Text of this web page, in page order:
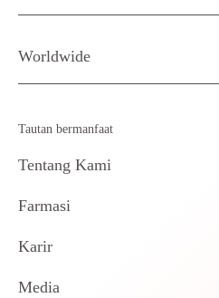
Worldwide
Tautan bermanfaat
Tentang Kami
Farmasi
Karir
Media